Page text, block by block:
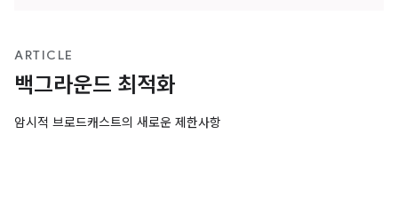
ARTICLE
백그라운드 최적화
암시적 브로드캐스트의 새로운 제한사항